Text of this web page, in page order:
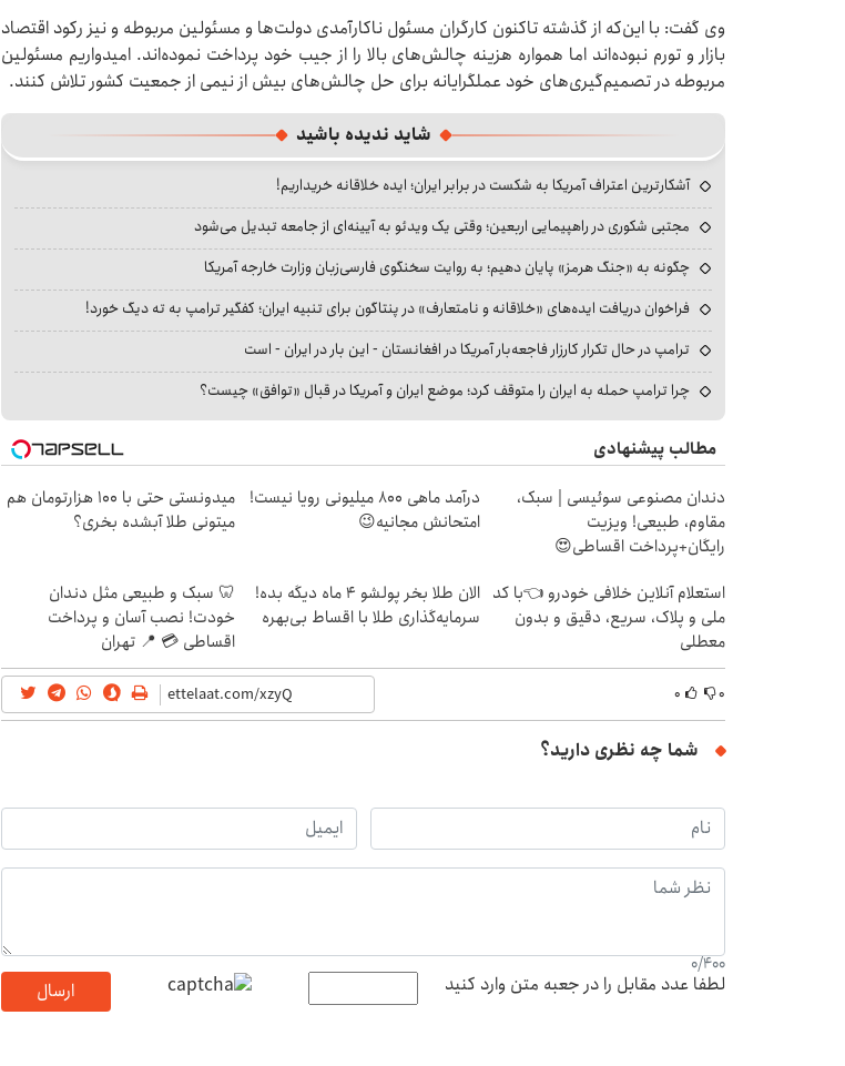
وی گفت: با این‌که از گذشته تاکنون کارگران مسئول ناکارآمدی دولت‌ها و مسئولین مربوطه و نیز رکود اقتصاد
بازار و تورم نبوده‌اند اما همواره هزینه چالش‌های بالا را از جیب خود پرداخت نموده‌اند. امیدواریم مسئولین
مربوطه در تصمیم‌گیری‌های خود عملگرایانه برای حل چالش‌های بیش از نیمی از جمعیت کشور تلاش کنند.
شاید ندیده باشید
آشکارترین اعتراف آمریکا به شکست در برابر ایران؛ ایده خلاقانه خریداریم!
مجتبی شکوری در راهپیمایی اربعین؛ وقتی یک ویدئو به آیینه‌ای از جامعه تبدیل می‌شود
چگونه به «جنگ هرمز» پایان دهیم؛ به روایت سخنگوی فارسی‌زبان وزارت خارجه آمریکا
فراخوان دریافت ایده‌های «خلاقانه و نامتعارف» در پنتاگون برای تنبیه ایران؛ کفگیر ترامپ به ته دیگ خورد!
ترامپ در حال تکرار کارزار فاجعه‌بار آمریکا در افغانستان - این بار در ایران - است
چرا ترامپ حمله به ایران را متوقف کرد؛ موضع ایران و آمریکا در قبال «توافق» چیست؟
مطالب پیشنهادی
دندان مصنوعی سوئیسی | سبک،
مقاوم، طبیعی! ویزیت
رایگان+پرداخت اقساطی😍
درآمد ماهی 800 میلیونی رویا نیست!
امتحانش مجانیه😉
میدونستی حتی با ۱۰۰ هزارتومان هم
میتونی طلا آبشده بخری؟
استعلام آنلاین خلافی خودرو 👈با کد
ملی و پلاک، سریع، دقیق و بدون
معطلی
الان طلا بخر پولشو 4 ماه دیگه بده!
سرمایه‌گذاری طلا با اقساط بی‌بهره
🦷 سبک و طبیعی مثل دندان
خودت! نصب آسان و پرداخت
اقساطی 💳 📍 تهران
۰ ۰
شما چه نظری دارید؟
0/400
لطفا عدد مقابل را در جعبه متن وارد کنید ارسال